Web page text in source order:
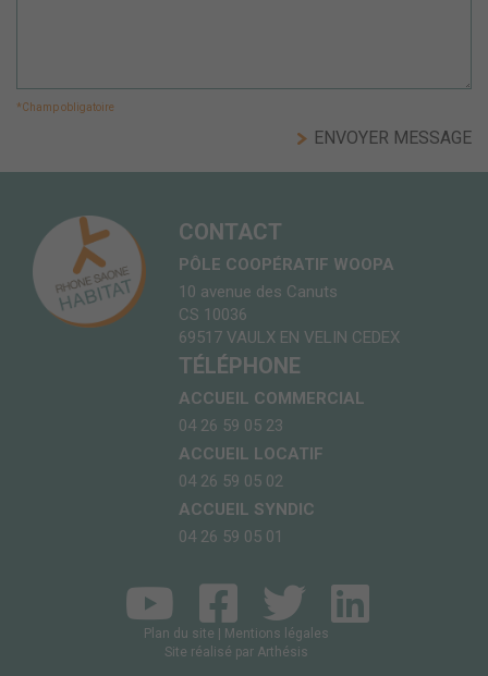
*Champ obligatoire
CONTACT
PÔLE COOPÉRATIF WOOPA
10 avenue des Canuts
CS 10036
69517 VAULX EN VELIN CEDEX
TÉLÉPHONE
ACCUEIL COMMERCIAL
04 26 59 05 23
ACCUEIL LOCATIF
04 26 59 05 02
ACCUEIL SYNDIC
04 26 59 05 01
Plan du site
Mentions légales
Site réalisé par Arthésis